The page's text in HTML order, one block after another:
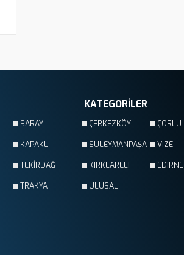
KATEGORİLER
SARAY ÇERKEZKÖY ÇORLU
KAPAKLI SÜLEYMANPAŞA VİZE
TEKİRDAĞ KIRKLARELİ EDİRNE
TRAKYA ULUSAL